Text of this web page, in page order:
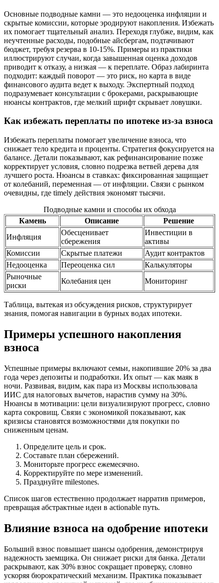
Основные подводные камни — это недооценка инфляции и
скрытые комиссии, которые эродируют накопления. Избежать
их помогает тщательный анализ. Переходя глубже, видим, как
неучтенные расходы, подобные айсбергам, подтачивают
бюджет, требуя резерва в 10-15%. Примеры из практики
иллюстрируют случаи, когда завышенная оценка доходов
приводит к отказу, а низкая — к переплате. Образ лабиринта
подходит: каждый поворот — это риск, но карта в виде
финансового аудита ведет к выходу. Экспертный подход
подразумевает консультации с брокерами, раскрывающие
нюансы контрактов, где мелкий шрифт скрывает ловушки.
Как избежать переплаты по ипотеке из-за взноса
Избежать переплаты помогает увеличение взноса, что
снижает тело кредита и проценты. Стратегия фокусируется на
балансе. Детали показывают, как рефинансирование позже
корректирует условия, словно подрезка ветвей дерева для
лучшего роста. Нюансы в ставках: фиксированная защищает
от колебаний, переменная — от инфляции. Связи с рынком
очевидны, где timely действия экономят тысячи.
Подводные камни и способы их обхода
Камень
Описание
Решение
Инфляция
Обесценивает
сбережения
Инвестиции в
активы
Комиссии
Скрытые платежи
Аудит контрактов
Недооценка
Переоценка сил
Калькуляторы
Рыночные
риски
Колебания цен Мониторинг
Таблица, вытекая из обсуждения рисков, структурирует
знания, помогая навигации в бурных водах ипотеки.
Примеры успешного накопления
взноса
Успешные примеры включают семьи, накопившие 20% за два
года через депозиты и подработки. Их опыт — как маяк в
ночи. Развивая, видим, как пара из Москвы использовала
ИИС для налоговых вычетов, нарастив сумму на 30%.
Нюансы в мотивации: цели визуализируют прогресс, словно
карта сокровищ. Связи с экономикой показывают, как
кризисы становятся возможностями для покупки по
сниженным ценам.
Определите цель и срок.
Составьте план сбережений.
Мониторьте прогресс ежемесячно.
Корректируйте по мере изменений.
Празднуйте milestones.
Список шагов естественно продолжает нарратив примеров,
превращая абстрактные идеи в actionable путь.
Влияние взноса на одобрение ипотеки
Больший взнос повышает шансы одобрения, демонстрируя
надежность заемщика. Он снижает риски для банка. Детали
раскрывают, как 30% взнос сокращает проверку, словно
ускоряя бюрократический механизм. Практика показывает